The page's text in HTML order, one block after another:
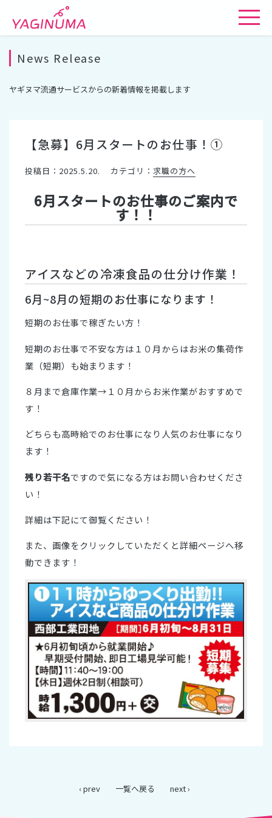
News Release
ヤギヌマ流通サービスからの新着情報を掲載します
【急募】6月スタートのお仕事！①
投稿日：2025.5.20. カテゴリ： 求職の方へ
6月スタートのお仕事のご案内で
す！！
アイスなどの冷凍食品の仕分け作業！
6月~8月の短期のお仕事になります！
短期のお仕事で稼ぎたい方！
短期のお仕事で不安な方は１０月からはお米の集荷作
業（短期）も始まります！
８月まで倉庫作業→１０月からお米作業がおすすめで
す！
どちらも高時給でのお仕事になり人気のお仕事になり
ます！
残り若干名ですので気になる方はお問い合わせくださ
い！
詳細は下記にて御覧ください！
また、画像をクリックしていただくと詳細ページへ移
動できます！
‹ prev 一覧へ戻る next ›